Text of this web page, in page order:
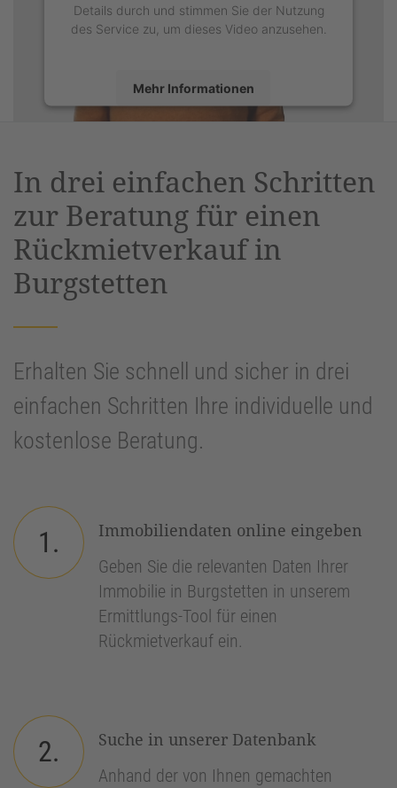
Details durch und stimmen Sie der Nutzung
des Service zu, um dieses Video anzusehen.
Mehr Informationen
Management Platform&eRecht24
In drei einfachen Schritten
zur Beratung für einen
Rückmietverkauf in
Burgstetten
Erhalten Sie schnell und sicher in drei
einfachen Schritten Ihre individuelle und
kostenlose Beratung.
1.
Immobiliendaten online eingeben
Geben Sie die relevanten Daten Ihrer
Immobilie in Burgstetten in unserem
Ermittlungs-Tool für einen
Rückmietverkauf ein.
2.
Suche in unserer Datenbank
Anhand der von Ihnen gemachten